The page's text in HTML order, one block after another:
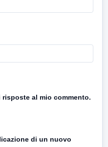
al mio commento.
di un nuovo